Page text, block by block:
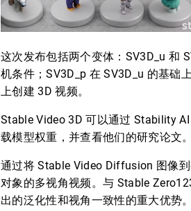
这次发布包括两个变体：SV3D_u 和
机条件；SV3D_p 在 SV3D_u 的基础
上创建 3D 视频。
Stable Video 3D 可以通过 Stability
载模型权重，并查看他们的研究论文。
通过将 Stable Video Diffusion 图像
对象的多视角视频。与 Stable
出的泛化性和视角一致性的重大优势